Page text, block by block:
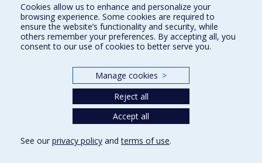
Plan du site
Signaler une erreur
Accessibilité
Nos départements et écoles
Cookies allow us to enhance and personalize your
browsing experience. Some cookies are required to
ensure the website’s functionality and security, while
others remember your preferences. By accepting all, you
consent to our use of cookies to better serve you.
Manage cookies >
Reject all
Accept all
See our privacy policy andterms of use.